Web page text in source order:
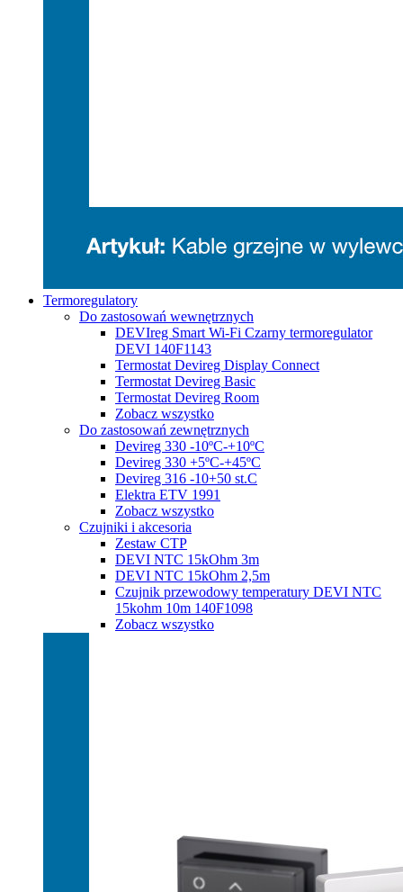
Termoregulatory
Do zastosowań wewnętrznych
DEVIreg Smart Wi-Fi Czarny termoregulator
DEVI 140F1143
Termostat Devireg Display Connect
Termostat Devireg Basic
Termostat Devireg Room
Zobacz wszystko
Do zastosowań zewnętrznych
Devireg 330 -10ºC-+10ºC
Devireg 330 +5ºC-+45ºC
Devireg 316 -10+50 st.C
Elektra ETV 1991
Zobacz wszystko
Czujniki i akcesoria
Zestaw CTP
DEVI NTC 15kOhm 3m
DEVI NTC 15kOhm 2,5m
Czujnik przewodowy temperatury DEVI NTC
15kohm 10m 140F1098
Zobacz wszystko